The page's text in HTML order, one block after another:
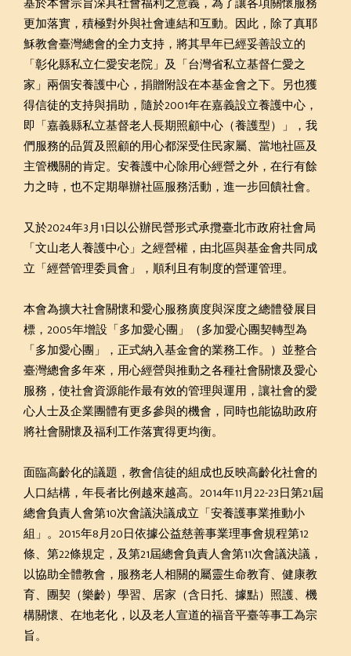
更加落實，積極對外與社會連結和互動。因此，除了真耶
穌教會臺灣總會的全力支持，將其早年已經妥善設立的
「彰化縣私立仁愛安老院」及「台灣省私立基督仁愛之
家」兩個安養護中心，捐贈附設在本基金會之下。另也獲
得信徒的支持與捐助，隨於2001年在嘉義設立養護中心，
即「嘉義縣私立基督老人長期照顧中心（養護型）」，我
們服務的品質及照顧的用心都深受住民家屬、當地社區及
主管機關的肯定。安養護中心除用心經營之外，在行有餘
力之時，也不定期舉辦社區服務活動，進一步回饋社會。
又於2024年3月1日以公辦民營形式承攬臺北市政府社會局
「文山老人養護中心」之經營權，由北區與基金會共同成
立「經營管理委員會」，順利且有制度的營運管理。
本會為擴大社會關懷和愛心服務廣度與深度之總體發展目
標，2005年增設「多加愛心團」（多加愛心團契轉型為
「多加愛心團」，正式納入基金會的業務工作。）並整合
臺灣總會多年來，用心經營與推動之各種社會關懷及愛心
服務，使社會資源能作最有效的管理與運用，讓社會的愛
心人士及企業團體有更多參與的機會，同時也能協助政府
將社會關懷及福利工作落實得更均衡。
面臨高齡化的議題，教會信徒的組成也反映高齡化社會的
人口結構，年長者比例越來越高。2014年11月22-23日第21屆
總會負責人會第10次會議決議成立「安養護事業推動小
組」。2015年8月20日依據公益慈善事業理事會規程第12
條、第22條規定，及第21屆總會負責人會第11次會議決議，
以協助全體教會，服務老人相關的屬靈生命教育、健康教
育、團契（樂齡）學習、居家（含日托、據點）照護、機
構關懷、在地老化，以及老人宣道的福音平臺等事工為宗
旨。